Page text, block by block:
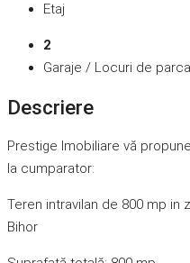
Etaj
2
Garaje / Locuri de
Descriere
Prestige Imobiliare vă
la cumparator:
Teren intravilan de 800 mp in
Bihor